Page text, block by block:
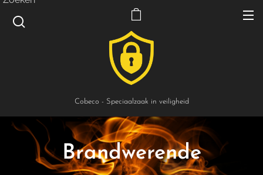
Cobeco - Speciaalzaak in veiligheid
Brandwerende